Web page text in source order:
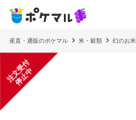
産直・通販のポケマル 米・穀類 幻のお
注
文
受
付
停
止
中